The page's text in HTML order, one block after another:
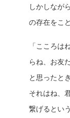
しかしなが
の存在をこ
「こころ
らね、お友
と思ったと
それはね、
繋げるとい